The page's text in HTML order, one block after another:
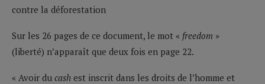
contre la déforestation
Sur les 26 pages de ce document, le mot « freedom »
(liberté) n’apparaît que deux fois en page 22.
« Avoir du cash est inscrit dans les droits de l’homme et